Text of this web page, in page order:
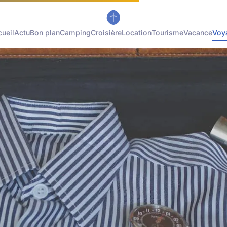
ActuBon planCampingCroisièreLocationTourismeVacance